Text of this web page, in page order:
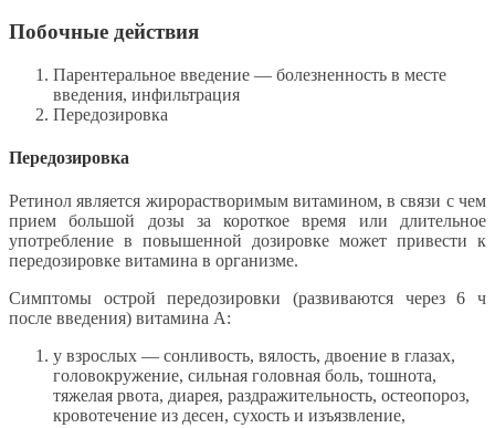
Побочные действия
Парентеральное введение — болезненность в месте
введения, инфильтрация
Передозировка
Передозировка
Ретинол является жирорастворимым витамином, в связи с чем
прием большой дозы за короткое время или длительное
употребление в повышенной дозировке может привести к
передозировке витамина в организме.
Симптомы острой передозировки (развиваются через 6 ч
после введения) витамина А:
у взрослых — сонливость, вялость, двоение в глазах,
головокружение, сильная головная боль, тошнота,
тяжелая рвота, диарея, раздражительность, остеопороз,
кровотечение из десен, сухость и изъязвление,